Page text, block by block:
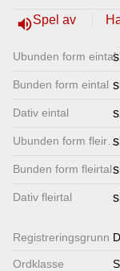
volume_upSpel av
Ubunden form eintal
Bunden form eintal
Dativ eintal
Ubunden form fleirtal
Bunden form fleirtal
Dativ fleirtal
Registrerings­grunn
Ordklasse
Nyhende
Lenkjer
oss